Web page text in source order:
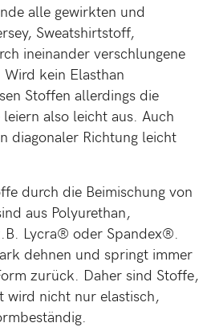
alle gewirkten und
Sweatshirtstoff,
ineinander verschlungene
kein Elasthan
Stoffen allerdings die
also leicht aus. Auch
diagonaler Richtung leicht
durch die Beimischung von
aus Polyurethan,
Lycra® oder Spandex®.
dehnen und springt immer
zurück. Daher sind Stoffe,
wird nicht nur elastisch,